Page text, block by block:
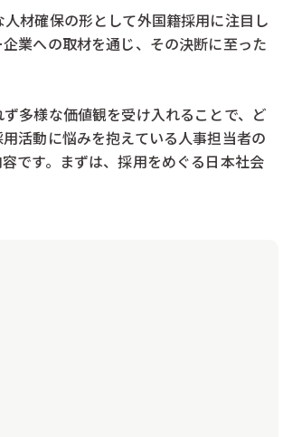
材確保の形として外国籍採用に注目し
業への取材を通じ、その決断に至った
多様な価値観を受け入れることで、ど
活動に悩みを抱えている人事担当者の
です。まずは、採用をめぐる日本社会